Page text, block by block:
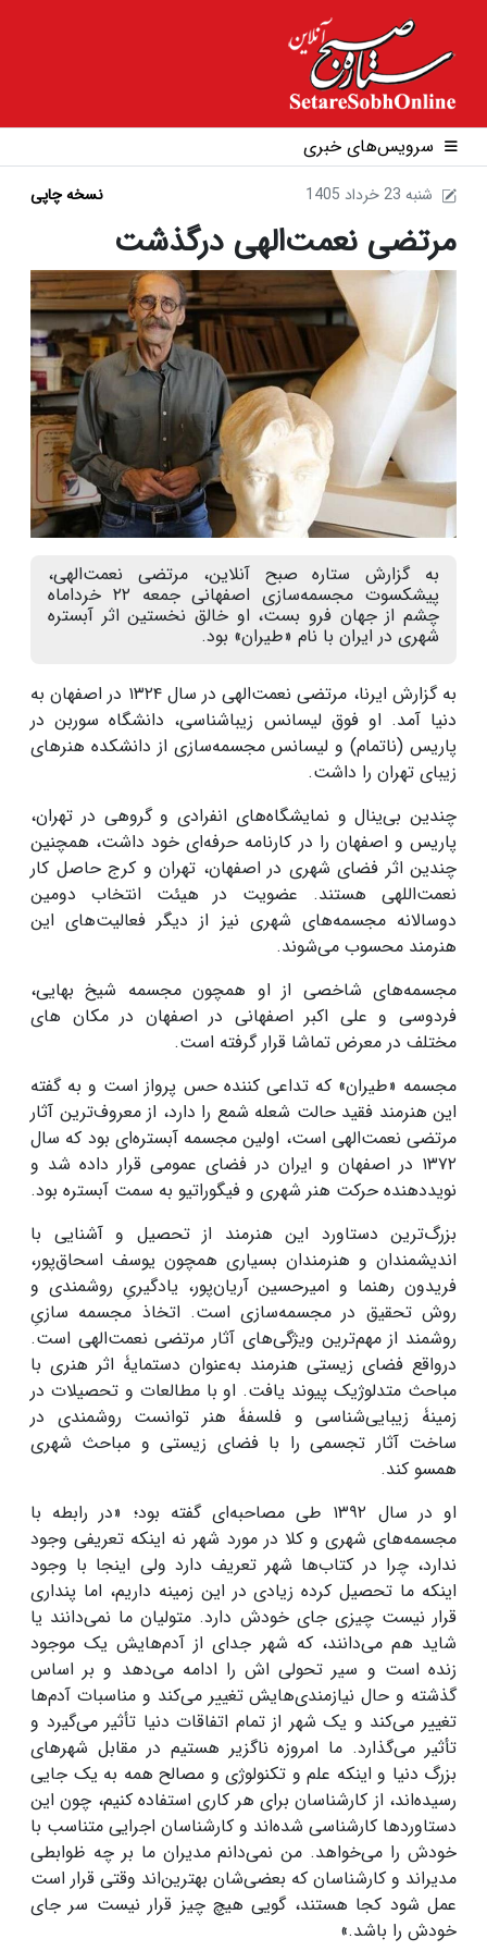
سرویس‌های خبری
1405 شنبه 23 خرداد نسخه چاپی
مرتضی نعمت‌الهی درگذشت
به گزارش ستاره صبح آنلاین، مرتضی نعمت‌الهی،
پیشکسوت مجسمه‌سازی اصفهانی جمعه ۲۲ خرداماه
چشم از جهان فرو بست، او خالق نخستین اثر آبستره
شهری در ایران با نام «طیران» بود.
به گزارش ایرنا، مرتضی نعمت‌الهی در سال ۱۳۲۴ در اصفهان به
دنیا آمد. او فوق لیسانس زیباشناسی، دانشگاه سوربن در
پاریس (ناتمام) و لیسانس مجسمه‌سازی از دانشکده هنرهای
زیبای تهران را داشت.
چندین بی‌ینال و نمایشگاه‌های انفرادی و گروهی در تهران،
پاریس و اصفهان را در کارنامه حرفه‌ای خود داشت، همچنین
چندین اثر فضای شهری در اصفهان، تهران و کرج حاصل کار
نعمت‌اللهی هستند. عضویت در هیئت انتخاب دومین
دوسالانه مجسمه‌های شهری نیز از دیگر فعالیت‌های این
هنرمند محسوب می‌شوند.
مجسمه‌های شاخصی از او همچون مجسمه شیخ بهایی،
فردوسی و علی اکبر اصفهانی در اصفهان در مکان های
مختلف در معرض تماشا قرار گرفته است.
مجسمه «طیران» که تداعی کننده حس پرواز است و به گفته
این هنرمند فقید حالت شعله شمع را دارد، از معروف‌ترین آثار
مرتضی نعمت‌الهی است، اولین مجسمه آبستره‌ای بود که سال
۱۳۷۲ در اصفهان و ایران در فضای عمومی قرار داده شد و
نویددهنده حرکت هنر شهری و فیگوراتیو به سمت آبستره بود.
بزرگ‌ترین دستاورد این هنرمند از تحصیل و آشنایی با
اندیشمندان و هنرمندان بسیاری همچون یوسف اسحاق‌پور،
فریدون رهنما و امیرحسین آریان‌پور، یادگیریِ روشمندی و
روش تحقیق در مجسمه‌سازی است. اتخاذ مجسمه‌ سازیِ
روشمند از مهم‌ترین ویژگی‌های آثار مرتضی نعمت‌الهی است.
درواقع فضای زیستی هنرمند به‌عنوان دستمایۀ اثر هنری با
مباحث متدلوژیک پیوند یافت. او با مطالعات و تحصیلات در
زمینۀ زیبایی‌شناسی و فلسفۀ هنر توانست روشمندی در
ساخت آثار تجسمی را با فضای زیستی و مباحث شهری
همسو کند.
او در سال ۱۳۹۲ طی مصاحبه‌ای گفته بود؛ «در رابطه با
مجسمه‌های شهری و کلا در مورد شهر نه اینکه تعریفی وجود
ندارد، چرا در کتاب‌ها شهر تعریف دارد ولی اینجا با وجود
اینکه ما تحصیل کرده زیادی در این زمینه داریم، اما پنداری
قرار نیست چیزی جای خودش دارد. متولیان ما نمی‌دانند یا
شاید هم می‌دانند، که شهر جدای از آدم‌هایش یک موجود
زنده‌ است و سیر تحولی اش را ادامه می‌دهد و بر اساس
گذشته و حال نیازمندی‌هایش تغییر می‌کند و مناسبات آدم‌ها
تغییر می‌کند و یک شهر از تمام اتفاقات دنیا تأثیر می‌گیرد و
تأثیر می‌گذارد. ما امروزه ناگزیر هستیم در مقابل شهرهای
بزرگ دنیا و اینکه علم و تکنولوژی و مصالح همه به یک جایی
رسیده‌اند، از کارشناسان برای هر کاری استفاده کنیم، چون این
دستاوردها کارشناسی شده‌اند و کارشناسان اجرایی متناسب با
خودش را می‌خواهد. من نمی‌دانم مدیران ما بر چه ظوابطی
مدیراند و کارشناسان که بعضی‌شان بهترین‌اند وقتی قرار است
عمل شود کجا هستند، گویی هیچ چیز قرار نیست سر جای
خودش را باشد.»